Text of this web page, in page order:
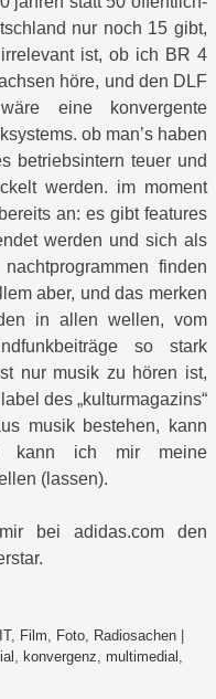
nur noch 15 gibt,
ist, ob ich BR 4
höre, und den DLF
eine konvergente
ob man’s haben
betriebsintern teuer und
werden. im moment
an: es gibt features
werden und sich als
finden
aber, und das merken
in allen wellen, vom
so stark
nur musik zu hören ist,
des „kulturmagazins“
musik bestehen, kann
kann ich mir meine
(lassen).
bei adidas.com den
, Film, Foto, Radiosachen
, konvergenz, multimedial ,